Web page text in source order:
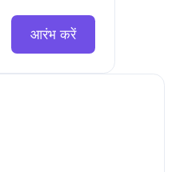
आरंभ करें